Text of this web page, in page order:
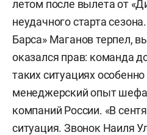
летом после вылета от
неудачного старта
Барса» Маганов терпел,
оказался прав: команда
таких ситуациях
менеджерский опыт
компаний России. «В
ситуация. Звонок Наиля